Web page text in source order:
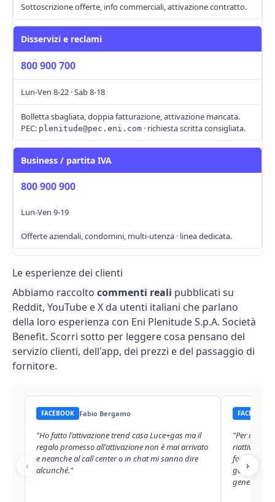
Sottoscrizione offerte, info commerciali, attivazione contratto.
Disservizi e reclami
800 900 700
Lun-Ven 8-22 · Sab 8-18
Bolletta sbagliata, doppia fatturazione, attivazione mancata.
PEC: plenitude@pec.eni.com · richiesta scritta consigliata.
Business / partita IVA
800 900 900
Lun-Ven 9-19
Offerte aziendali, condomini, multi-utenza · linea dedicata.
Le esperienze dei clienti
Abbiamo raccolto commenti reali pubblicati su
Reddit, YouTube e X da utenti italiani che parlano
della loro esperienza con Eni Plenitude S.p.A. Società
Benefit. Scorri sotto per leggere cosa pensano del
servizio clienti, dell'app, dei prezzi e del passaggio di
fornitore.
‹ ›
FACEBOOK Fabio Bergamo
"Ho fatto l'attivazione trend casa Luce+gas ma il
regalo promesso all'attivazione non è mai arrivato
e neanche al call center o in chat mi sanno dire
alcunché."
FACEBOOK
"Per un
fornitura
gennaio). Il
generare